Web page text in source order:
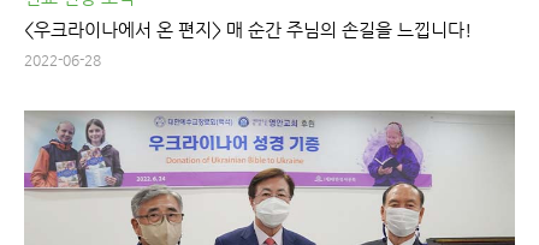
<우크라이나에서 온 편지> 매 순간 주님의 손길을 느낍니다!
2022-06-28